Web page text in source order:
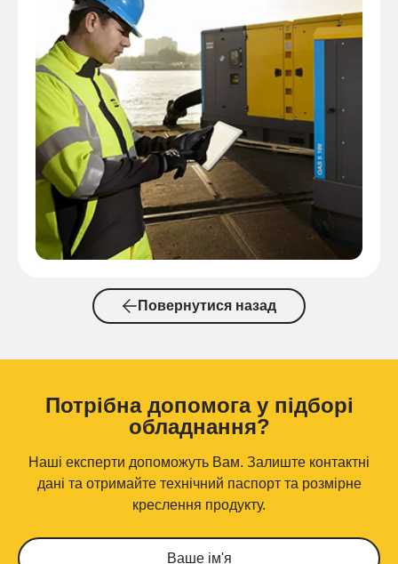
Повернутися назад
Потрібна допомога у підборі
обладнання?
Наші експерти допоможуть Вам. Залиште контактні
дані та отримайте технічний паспорт та розмірне
креслення продукту.